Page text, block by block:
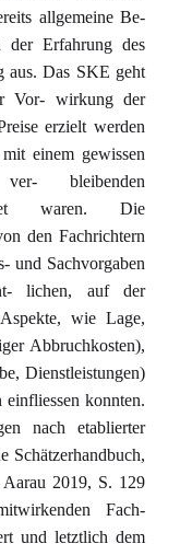
allgemeine Be-
der Erfahrung des
aus. Das SKE geht
Vor- wirkung der
erzielt werden
einem gewissen
bleibenden
waren. Die
den Fachrichtern
und Sachvorgaben
lichen, auf der
wie Lage,
Abbruchkosten),
Dienstleistungen)
konnten.
nach etablierter
Schätzerhandbuch,
2019, S. 129
Fach-
und letztlich dem